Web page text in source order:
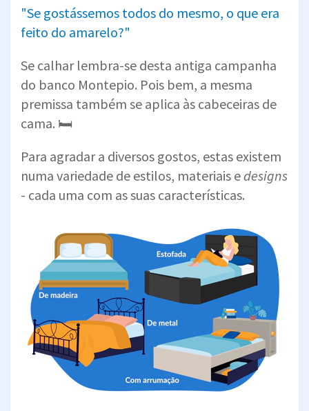
"Se gostássemos todos do mesmo, o que era
feito do amarelo?"
Se calhar lembra-se desta antiga campanha
do banco Montepio. Pois bem, a mesma
premissa também se aplica às cabeceiras de
cama. 🛏️
Para agradar a diversos gostos, estas existem
numa variedade de estilos, materiais edesigns
- cada uma com as suas características.